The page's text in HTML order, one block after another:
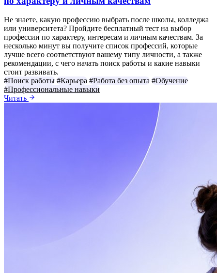
Не знаете, какую профессию выбрать после школы, колледжа
или университета? Пройдите бесплатный тест на выбор
профессии по характеру, интересам и личным качествам. За
несколько минут вы получите список профессий, которые
лучше всего соответствуют вашему типу личности, а также
рекомендации, с чего начать поиск работы и какие навыки
стоит развивать.
#Поиск работы #Карьера #Работа без опыта #Обучение
#Профессиональные навыки
Читать